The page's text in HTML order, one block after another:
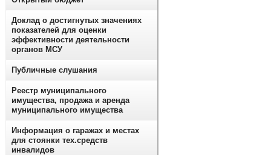
Доклад о достигнутых значениях
показателей для оценки
эффективности деятельности
органов МСУ
Публичные слушания
Реестр муниципального
имущества, продажа и аренда
муниципального имущества
Информация о гаражах и местах
для стоянки тех.средств
инвалидов